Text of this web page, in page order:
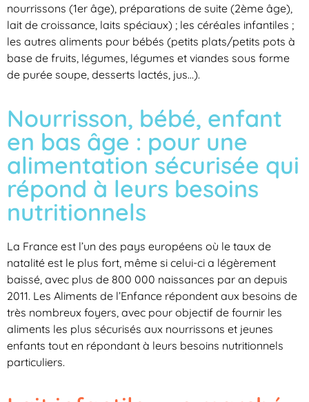
nourrissons (1er âge), préparations de suite (2ème âge),
lait de croissance, laits spéciaux) ; les céréales infantiles ;
les autres aliments pour bébés (petits plats/petits pots à
base de fruits, légumes, légumes et viandes sous forme
de purée soupe, desserts lactés, jus…).
Nourrisson, bébé, enfant
en bas âge : pour une
alimentation sécurisée qui
répond à leurs besoins
nutritionnels
La France est l’un des pays européens où le taux de
natalité est le plus fort, même si celui-ci a légèrement
baissé, avec plus de 800 000 naissances par an depuis
2011. Les Aliments de l’Enfance répondent aux besoins de
très nombreux foyers, avec pour objectif de fournir les
aliments les plus sécurisés aux nourrissons et jeunes
enfants tout en répondant à leurs besoins nutritionnels
particuliers.